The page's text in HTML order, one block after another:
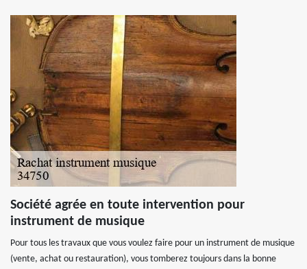
Société agrée en toute intervention pour
instrument de musique
Pour tous les travaux que vous voulez faire pour un instrument de musique
(vente, achat ou restauration), vous tomberez toujours dans la bonne